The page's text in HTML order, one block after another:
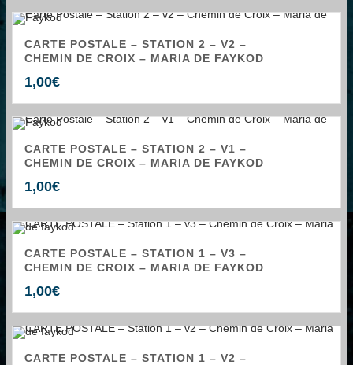
CARTE POSTALE – STATION 2 – V2 –
CHEMIN DE CROIX – MARIA DE FAYKOD
1,00€
CARTE POSTALE – STATION 2 – V1 –
CHEMIN DE CROIX – MARIA DE FAYKOD
1,00€
CARTE POSTALE – STATION 1 – V3 –
CHEMIN DE CROIX – MARIA DE FAYKOD
1,00€
CARTE POSTALE – STATION 1 – V2 –